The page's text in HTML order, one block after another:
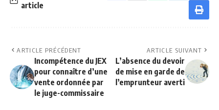
article
ARTICLE PRÉCÉDENT
Incompétence du JEX
pour connaître d’une
vente ordonnée par
le juge-commissaire
ARTICLE SUIVANT
L’absence du devoir
de mise en garde de
l’emprunteur averti